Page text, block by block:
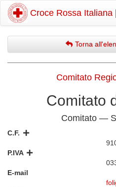
Croce Rossa Italiana
Torna
Comitato
Comitato
Comitato —
C.F.
P.IVA
E-mail